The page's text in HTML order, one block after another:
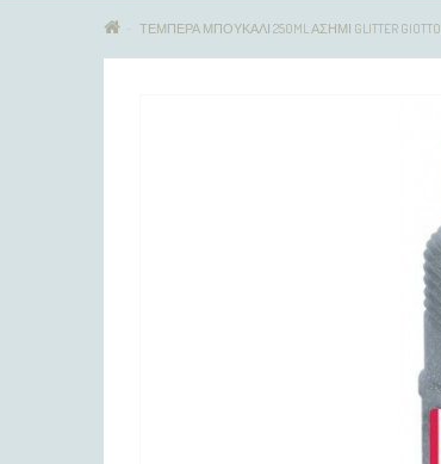
ΤΕΜΠΕΡΑ ΜΠΟΥΚΑΛΙ 250ML ΑΣΗΜΙ GLITTER GIOTTO